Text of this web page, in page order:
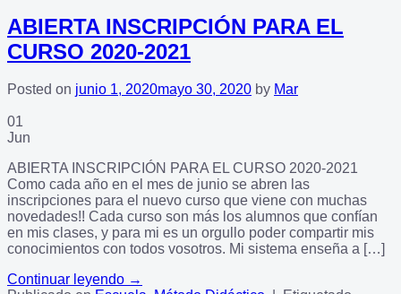
ABIERTA INSCRIPCIÓN PARA EL
CURSO 2020-2021
Posted on junio 1, 2020mayo 30, 2020 by Mar
01
Jun
ABIERTA INSCRIPCIÓN PARA EL CURSO 2020-2021
Como cada año en el mes de junio se abren las
inscripciones para el nuevo curso que viene con muchas
novedades!! Cada curso son más los alumnos que confían
en mis clases, y para mi es un orgullo poder compartir mis
conocimientos con todos vosotros. Mi sistema enseña a […]
Continuar leyendo →